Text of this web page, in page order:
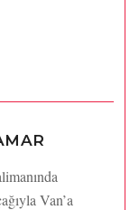
Van’a